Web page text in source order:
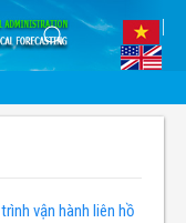
vận hành liên hồ